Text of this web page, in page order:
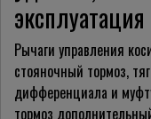
эксплуатация
Рычаги управления
стояночный тормоз,
дифференциала и
тормоз